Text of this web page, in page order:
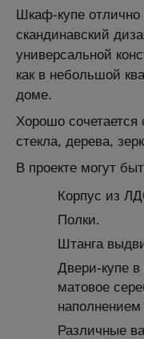
Шкаф-купе отлично
скандинавский
универсальной
как в небольшой
доме.
Хорошо сочетается
стекла, дерева,
В проекте могут
Корпус из
Полки.
Штанга
Двери-купе
матовое
Различные